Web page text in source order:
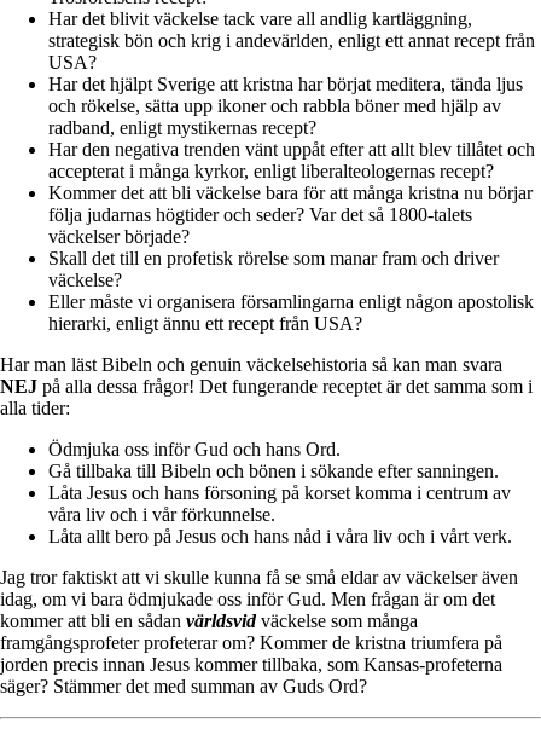
Har det blivit väckelse tack vare all andlig kartläggning,
strategisk bön och krig i andevärlden, enligt ett annat recept från
USA?
Har det hjälpt Sverige att kristna har börjat meditera, tända ljus
och rökelse, sätta upp ikoner och rabbla böner med hjälp av
radband, enligt mystikernas recept?
Har den negativa trenden vänt uppåt efter att allt blev tillåtet och
accepterat i många kyrkor, enligt liberalteologernas recept?
Kommer det att bli väckelse bara för att många kristna nu börjar
följa judarnas högtider och seder? Var det så 1800-talets
väckelser började?
Skall det till en profetisk rörelse som manar fram och driver
väckelse?
Eller måste vi organisera församlingarna enligt någon apostolisk
hierarki, enligt ännu ett recept från USA?
Har man läst Bibeln och genuin väckelsehistoria så kan man svara
NEJ på alla dessa frågor! Det fungerande receptet är det samma som i
alla tider:
Ödmjuka oss inför Gud och hans Ord.
Gå tillbaka till Bibeln och bönen i sökande efter sanningen.
Låta Jesus och hans försoning på korset komma i centrum av
våra liv och i vår förkunnelse.
Låta allt bero på Jesus och hans nåd i våra liv och i vårt verk.
Jag tror faktiskt att vi skulle kunna få se små eldar av väckelser även
idag, om vi bara ödmjukade oss inför Gud. Men frågan är om det
kommer att bli en sådan världsvidväckelse som många
framgångsprofeter profeterar om? Kommer de kristna triumfera på
jorden precis innan Jesus kommer tillbaka, som Kansas-profeterna
säger? Stämmer det med summan av Guds Ord?